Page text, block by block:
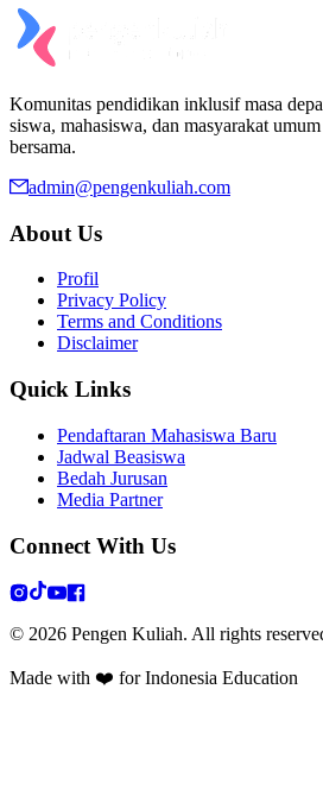
Komunitas pendidikan inklusif masa
siswa, mahasiswa, dan masyarakat
bersama.
admin@pengenkuliah.com
About Us
Profil
Privacy Policy
Terms and Conditions
Disclaimer
Quick Links
Pendaftaran Mahasiswa Baru
Jadwal Beasiswa
Bedah Jurusan
Media Partner
Connect With Us
© 2026 Pengen Kuliah. All rights
Made with ❤️ for Indonesia Education